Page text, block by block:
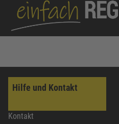
Hilfe und Kontakt
Kontakt